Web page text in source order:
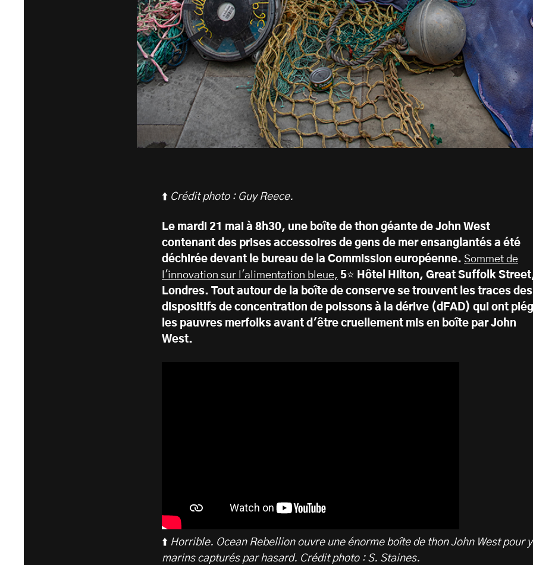
⬆️ Crédit photo : Guy Reece.
Le mardi 21 mai à 8h30, une boîte de thon géante de John West
contenant des prises accessoires de gens de mer ensanglantés a été
déchirée devant le bureau de la Commission européenne. Sommet de
l'innovation sur l'alimentation bleue, 5⭐️ Hôtel Hilton, Great Suffolk
Londres. Tout autour de la boîte de conserve se trouvent les traces des
dispositifs de concentration de poissons à la dérive (dFAD) qui ont
les pauvres merfolks avant d'être cruellement mis en boîte par John
West.
⬆️ Horrible. Ocean Rebellion ouvre une énorme boîte de thon John West pour
marins capturés par hasard. Crédit photo : S. Staines.